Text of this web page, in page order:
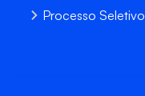
Processo Seletivo